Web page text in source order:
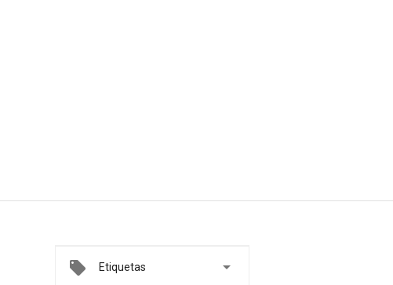
Etiquetas 